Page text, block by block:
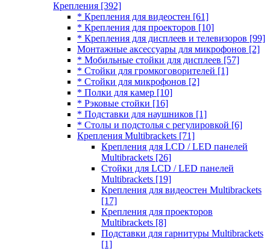
Крепления [392]
* Крепления для видеостен [61]
* Крепления для проекторов [10]
* Крепления для дисплеев и телевизоров [99]
Монтажные аксессуары для микрофонов [2]
* Мобильные стойки для дисплеев [57]
* Стойки для громкоговорителей [1]
* Стойки для микрофонов [2]
* Полки для камер [10]
* Рэковые стойки [16]
* Подставки для наушников [1]
* Столы и подстолья с регулировкой [6]
Крепления Multibrackets [71]
Крепления для LCD / LED панелей
Multibrackets [26]
Стойки для LCD / LED панелей
Multibrackets [19]
Крепления для видеостен Multibrackets
[17]
Крепления для проекторов
Multibrackets [8]
Подставки для гарнитуры Multibrackets
[1]